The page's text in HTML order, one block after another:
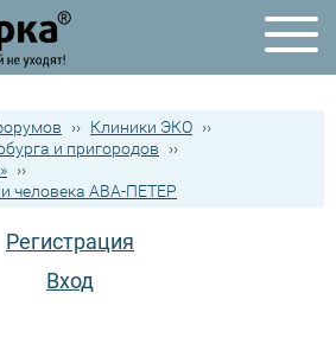
›› Клиники ЭКО ››
и пригородов
››
››
человека АВА-ПЕТЕР
Регистрация
Вход